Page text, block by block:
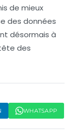
de mieux
des données
désormais à
des
WHATSAPP